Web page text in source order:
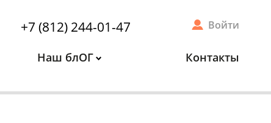
+7 (812) 244-01-47 Войти
Наш блОГ Контакты